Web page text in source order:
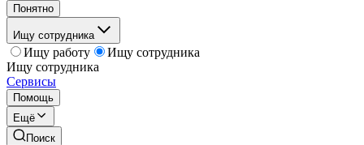
Понятно
Ищу сотрудника
Ищу работу
Ищу сотрудника
Ищу сотрудника
Сервисы
Помощь
Ещё
Поиск